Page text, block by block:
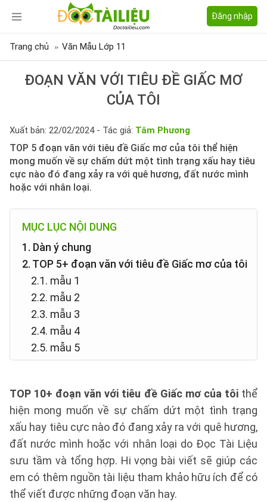
Đăng nhập
Trang chủ Văn Mẫu Lớp 11
ĐOẠN VĂN VỚI TIÊU ĐỀ GIẤC MƠ
CỦA TÔI
Xuất bản: 22/02/2024 - Tác giả: Tâm Phương
TOP 5 đoạn văn với tiêu đề Giấc mơ của tôi thể hiện
mong muốn về sự chấm dứt một tình trạng xấu hay tiêu
cực nào đó đang xảy ra với quê hương, đất nước mình
hoặc với nhân loại.
MỤC LỤC NỘI DUNG
1. Dàn ý chung
2. TOP 5+ đoạn văn với tiêu đề Giấc mơ của tôi
2.1. mẫu 1
2.2. mẫu 2
2.3. mẫu 3
2.4. mẫu 4
2.5. mẫu 5
TOP 10+ đoạn văn với tiêu đề Giấc mơ của tôi thể
hiện mong muốn về sự chấm dứt một tình trạng
xấu hay tiêu cực nào đó đang xảy ra với quê hương,
đất nước mình hoặc với nhân loại do Đọc Tài Liệu
sưu tầm và tổng hợp. Hi vọng bài viết sẽ giúp các
em có thêm nguồn tài liệu tham khảo hữu ích để có
thể viết được những đoạn văn hay.